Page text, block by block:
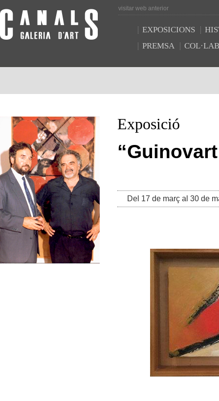
visitar web anterior
EXPOSICIONS
PREMSA
Exposició
“
Del 17 de març al 30 de